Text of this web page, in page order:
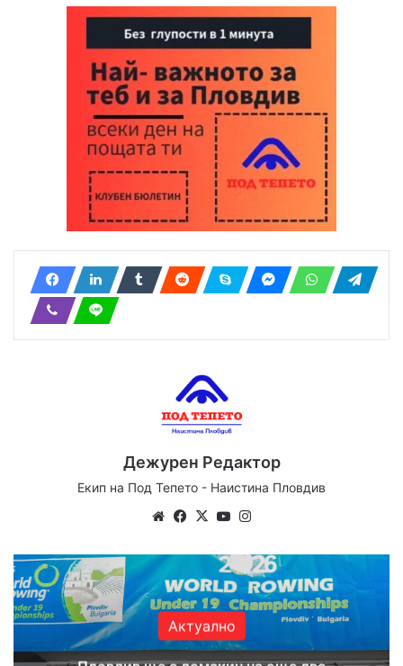
Дежурен Редактор
Екип на Под Тепето - Наистина Пловдив
WebsiteFacebook
X YouTube
Актуално